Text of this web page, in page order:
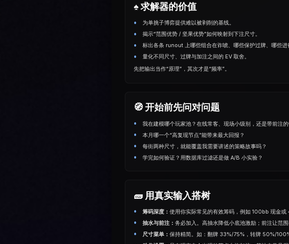
♠️ 求解器的价值
为单挑子博弈提供难以被剥削的基线。
揭示“范围优势 / 坚果优势”如何映射到下注尺⼨。
标出各条 runout 上哪些组合在诈唬、哪些保护过牌、哪些进
量化不同尺⼨、过牌与加注之间的 EV 取舍。
先把输出当作“原理”，其次才是“频率”。
🧭 开始前先问对问题
我在建模哪个玩家池？在线常客、现场小级别，还是带前注的
本月哪一个“高复现节点”能带来最大回报？
每街两种尺⼨，就能覆盖我需要讲述的策略故事吗？
学完如何验证？用数据库过滤还是做 A/B 小实验？
🧱 用真实输入搭树
筹码深度：使用你实际常见的有效筹码，例如 100bb 现金或
抽水与前注：务必加入。高抽水降低小底池激励；前注让范围
尺⼨菜单：保持精简。如：翻牌 33%/75%，转牌 50%/